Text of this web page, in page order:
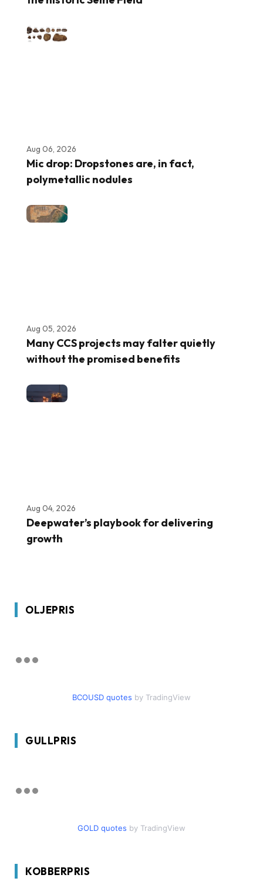
Aug 06, 2026
Mic drop: Dropstones are, in fact,
polymetallic nodules
Aug 05, 2026
Many CCS projects may falter quietly
without the promised benefits
Aug 04, 2026
Deepwater’s playbook for delivering
growth
OLJEPRIS
BCOUSD quotes by TradingView
GULLPRIS
GOLD quotes by TradingView
KOBBERPRIS